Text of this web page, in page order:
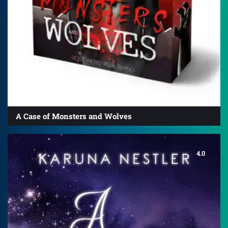
A Case of Monsters and Wolves
4.0